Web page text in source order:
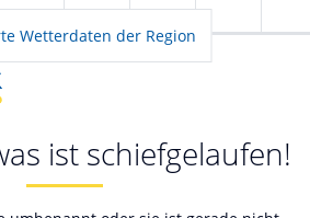
Wetterdaten der Region
ist schiefgelaufen!